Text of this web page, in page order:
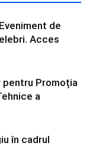
de
Acces
pentru Promoția
a
în cadrul